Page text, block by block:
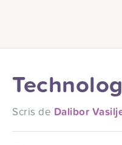
Scris de Dalibor